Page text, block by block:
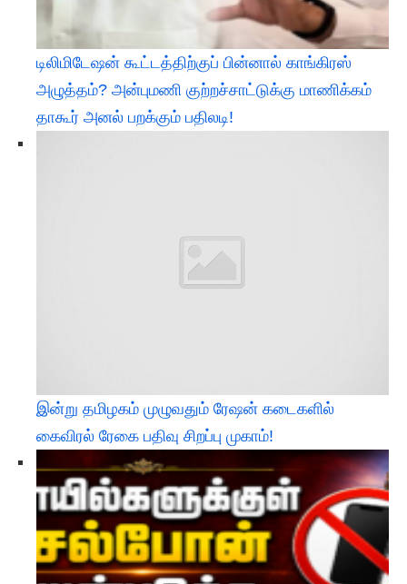
டிலிமிடேஷன் கூட்டத்திற்குப் பின்னால் காங்கிரஸ்
அழுத்தம்? அன்புமணி குற்றச்சாட்டுக்கு மாணிக்கம்
தாகூர் அனல் பறக்கும் பதிலடி!
இன்று தமிழகம் முழுவதும் ரேஷன் கடைகளில்
கைவிரல் ரேகை பதிவு சிறப்பு முகாம்!